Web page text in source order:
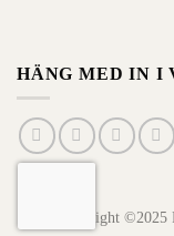
HÄNG MED IN I
Copyright ©2025